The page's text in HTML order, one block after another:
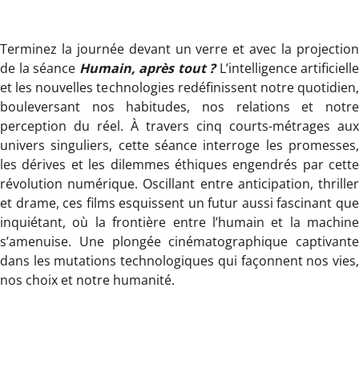
Terminez la journée devant un verre et avec la projection
de la séance Humain, après tout ?L’intelligence artificielle
et les nouvelles technologies redéfinissent notre quotidien,
bouleversant nos habitudes, nos relations et notre
perception du réel. À travers cinq courts-métrages aux
univers singuliers, cette séance interroge les promesses,
les dérives et les dilemmes éthiques engendrés par cette
révolution numérique. Oscillant entre anticipation, thriller
et drame, ces films esquissent un futur aussi fascinant que
inquiétant, où la frontière entre l’humain et la machine
s’amenuise. Une plongée cinématographique captivante
dans les mutations technologiques qui façonnent nos vies,
nos choix et notre humanité.